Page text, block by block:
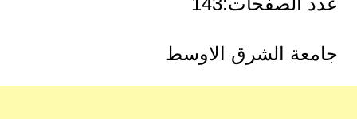
جامعة الشرق الاوسط